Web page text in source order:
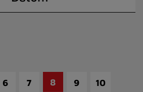
6 7 8 9
10